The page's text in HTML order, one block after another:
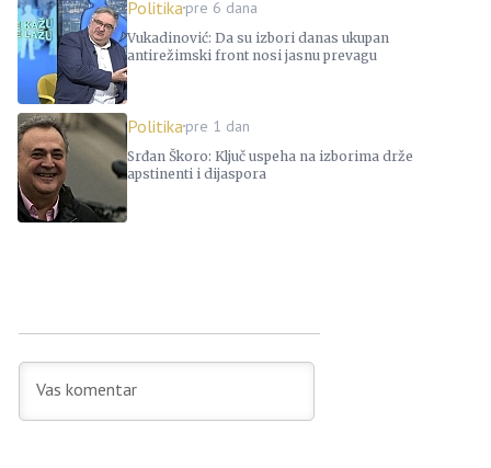
Politikapre 6 dana
Vukadinović: Da su izbori danas ukupan
antirežimski front nosi jasnu prevagu
Politikapre 1 dan
Srđan Škoro: Ključ uspeha na izborima drže
apstinenti i dijaspora